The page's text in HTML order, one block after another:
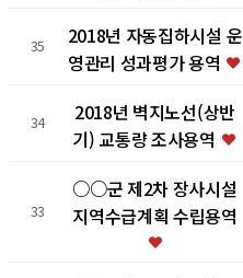
35
2018년 자동집하시설 운
영관리 성과평가 용역
34
2018년 벽지노선(상반
기) 교통량 조사용역
33
○○군 제2차 장사시설
지역수급계획 수립용역